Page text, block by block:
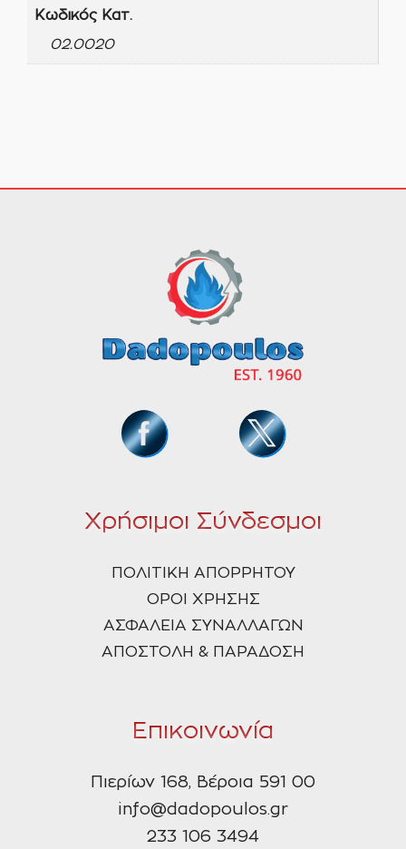
Κωδικός Κατ.
02.0020
Χρήσιμοι Σύνδεσμοι
ΠΟΛΙΤΙΚΗ ΑΠΟΡΡΗΤΟΥ
ΟΡΟΙ ΧΡΗΣΗΣ
ΑΣΦΑΛΕΙΑ ΣΥΝΑΛΛΑΓΩΝ
ΑΠΟΣΤΟΛΗ & ΠΑΡΑΔΟΣΗ
Επικοινωνία
Πιερίων 168, Βέροια 591 00
info@dadopoulos.gr
233 106 3494